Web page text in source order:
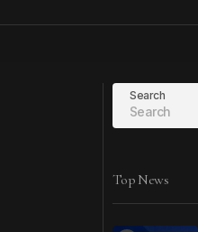
Search
Top News